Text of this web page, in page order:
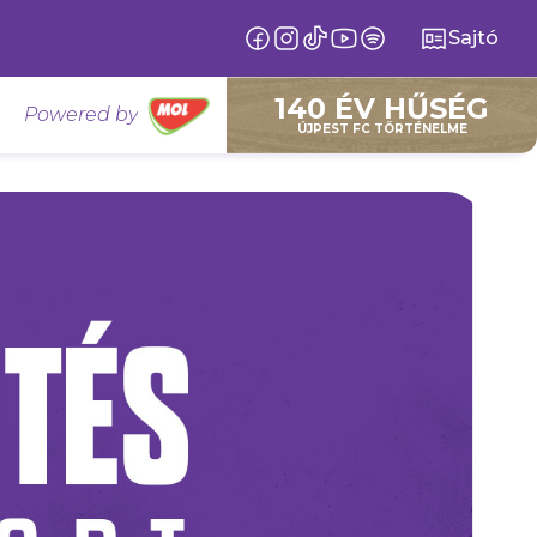
Sajtó
Powered by 140 ÉV HŰSÉG
ÚJPEST FC TÖRTÉNELME